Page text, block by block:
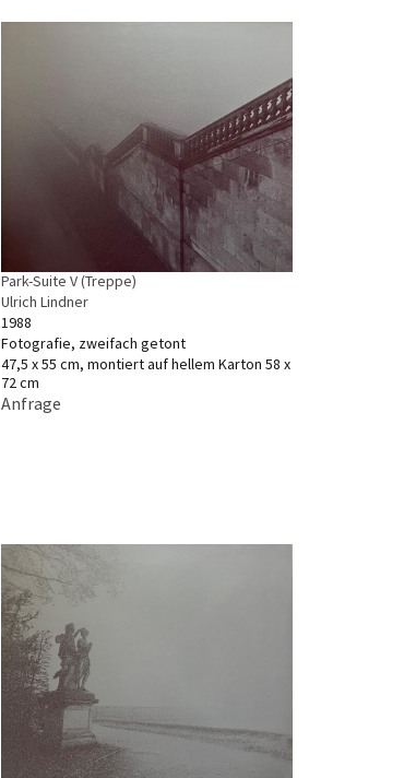
Park-Suite V (Treppe)
Ulrich Lindner
1988
Fotografie, zweifach getont
47,5 x 55 cm, montiert auf hellem Karton 58 x
72 cm
Anfrage